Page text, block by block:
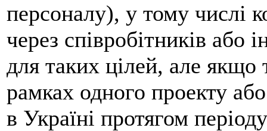
персоналу), у тому числі
через співробітників
для таких цілей, але якщо
рамках одного проекту
в Україні протягом